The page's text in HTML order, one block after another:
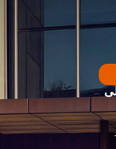
إلى $2,000 على